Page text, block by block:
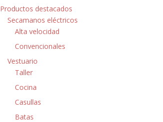
Productos destacados
Secamanos eléctricos
Alta velocidad
Convencionales
Vestuario
Taller
Cocina
Casullas
Batas